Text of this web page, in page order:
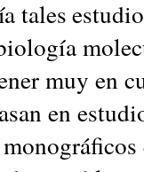
tales
muy en
en